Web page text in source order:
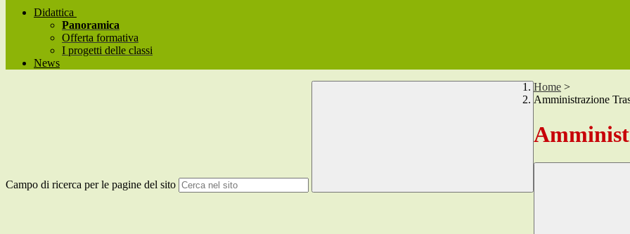
Didattica
Panoramica
Offerta formativa
I progetti delle classi
News
Campo di ricerca per le pagine del sito
Home >
Amministrazione